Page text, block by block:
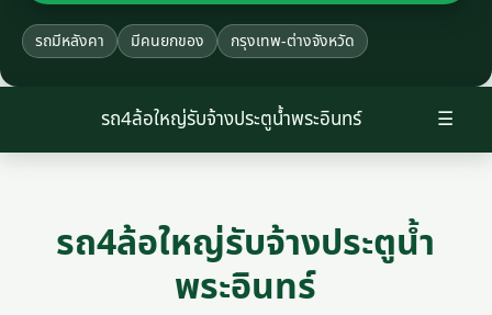
รถมีหลังคา มีคนยกของ กรุงเทพ-ต่างจังหวัด
☰
รถ4ล้อใหญ่รับจ้างประตูน้ำพระอินทร์
รถ4ล้อใหญ่รับจ้างประตูน้ำ
พระอินทร์